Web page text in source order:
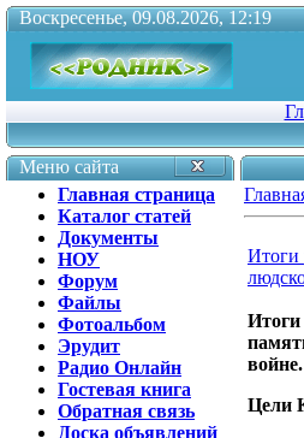
Воскресенье, 09.08.2026, 12:19
Меню сайта
Главная страница
Каталог статей
Документы
НОУ
Форум
Файлы
Фотоальбом
Эрудит
Радио Онлайн
Гостевая книга
Обратная связь
Доска объявлений
Итоги
войне.
Цели